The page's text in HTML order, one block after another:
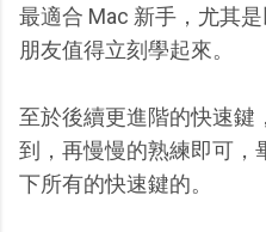
最適合 Mac 新手，尤其
朋友值得立刻學起來。
至於後續更進階的快速鍵
到，再慢慢的熟練即可，
下所有的快速鍵的。